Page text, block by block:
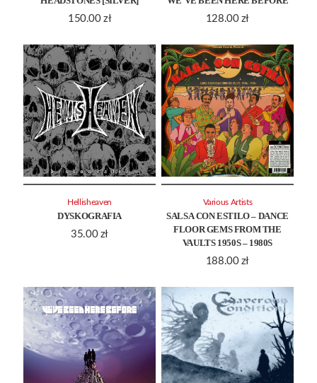
150.00 zł
128.00 zł
DYSKOGRAFIA
35.00 zł
Hellisheaven
SALSA CON ESTILO – DANCE
FLOOR GEMS FROM THE
VAULTS 1950S – 1980S
188.00 zł
Various Artists